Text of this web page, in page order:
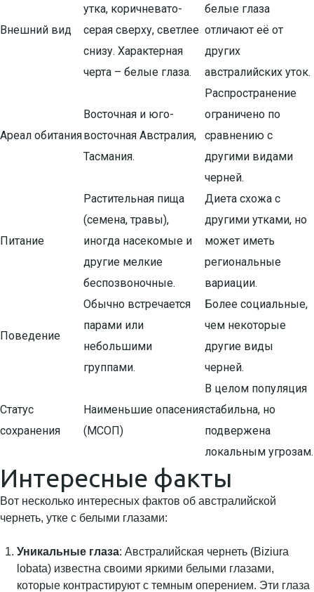
Внешний вид
утка, коричневато-
серая сверху, светлее
снизу. Характерная
черта – белые глаза.
белые глаза
отличают её от
других
австралийских уток.
Ареал обитания
Восточная и юго-
восточная Австралия,
Тасмания.
Распространение
ограничено по
сравнению с
другими видами
черней.
Питание
Растительная пища
(семена, травы),
иногда насекомые и
другие мелкие
беспозвоночные.
Диета схожа с
другими утками, но
может иметь
региональные
вариации.
Поведение
Обычно встречается
парами или
небольшими
группами.
Более социальные,
чем некоторые
другие виды
черней.
Статус
сохранения
Наименьшие опасения
(МСОП)
В целом популяция
стабильна, но
подвержена
локальным угрозам.
Интересные факты
Вот несколько интересных фактов об австралийской
чернеть, утке с белыми глазами:
Уникальные глаза: Австралийская чернеть (Biziura
lobata) известна своими яркими белыми глазами,
которые контрастируют с темным оперением. Эти глаза